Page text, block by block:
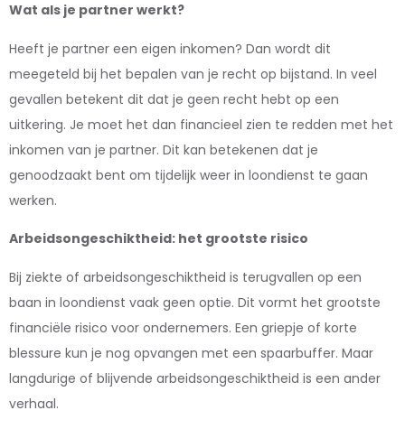
Wat als je partner werkt?
Heeft je partner een eigen inkomen? Dan wordt dit
meegeteld bij het bepalen van je recht op bijstand. In veel
gevallen betekent dit dat je geen recht hebt op een
uitkering. Je moet het dan financieel zien te redden met het
inkomen van je partner. Dit kan betekenen dat je
genoodzaakt bent om tijdelijk weer in loondienst te gaan
werken.
Arbeidsongeschiktheid: het grootste risico
Bij ziekte of arbeidsongeschiktheid is terugvallen op een
baan in loondienst vaak geen optie. Dit vormt het grootste
financiële risico voor ondernemers. Een griepje of korte
blessure kun je nog opvangen met een spaarbuffer. Maar
langdurige of blijvende arbeidsongeschiktheid is een ander
verhaal.